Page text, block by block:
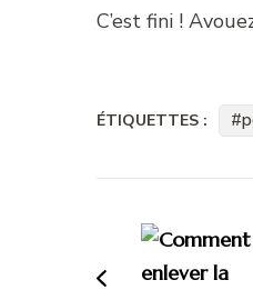
C’est fini !
ÉTIQUETTES :
d'article